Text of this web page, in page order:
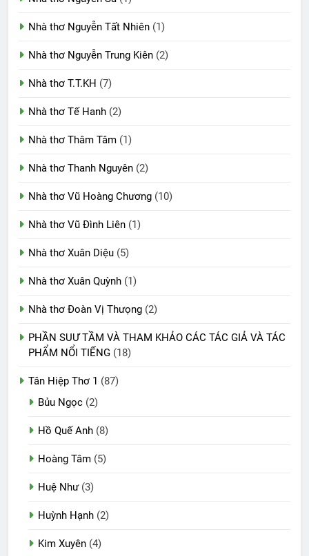
Nhà thơ Nguyễn Tất Nhiên (1)
Nhà thơ Nguyễn Trung Kiên (2)
Nhà thơ T.T.KH (7)
Nhà thơ Tế Hanh (2)
Nhà thơ Thâm Tâm (1)
Nhà thơ Thanh Nguyên (2)
Nhà thơ Vũ Hoàng Chương (10)
Nhà thơ Vũ Đình Liên (1)
Nhà thơ Xuân Diệu (5)
Nhà thơ Xuân Quỳnh (1)
Nhà thơ Đoàn Vị Thưọng (2)
PHẦN SUƯ TẦM VÀ THAM KHẢO CÁC TÁC GIẢ VÀ TÁC
PHẨM NỔI TIẾNG (18)
Tân Hiệp Thơ 1 (87)
Bủu Ngọc (2)
Hồ Quế Anh (8)
Hoàng Tâm (5)
Huệ Như(3)
Huỳnh Hạnh (2)
Kim Xuyên (4)